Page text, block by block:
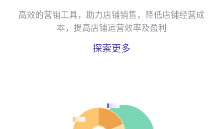
高效的营销工具，助力店铺销售，降低店铺经营成
本，提高店铺运营效率及盈利
探索更多